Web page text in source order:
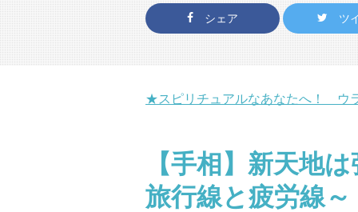
シェア ツ
★スピリチュアルなあなたへ！ ウ
【手相】新天地
旅行線と疲労線